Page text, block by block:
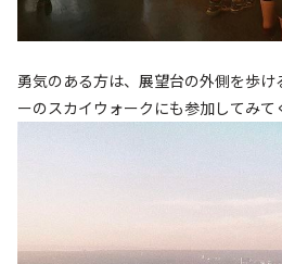
勇気のある方は、展望台の外側を歩
ーのスカイウォークにも参加してみ